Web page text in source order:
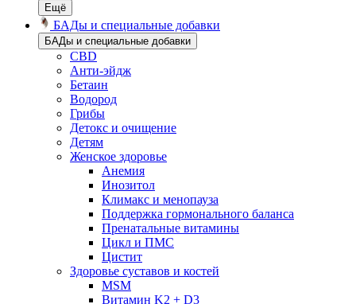
Ещё
БАДы и специальные добавки
БАДы и специальные добавки
CBD
Анти-эйдж
Бетаин
Водород
Грибы
Детокс и очищение
Детям
Женское здоровье
Анемия
Инозитол
Климакс и менопауза
Поддержка гормонального баланса
Пренатальные витамины
Цикл и ПМС
Цистит
Здоровье суставов и костей
MSM
Витамин K2 + D3